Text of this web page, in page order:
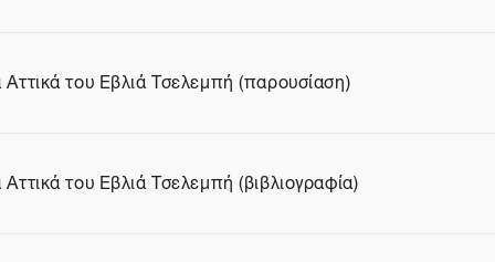
του Εβλιά Τσελεμπή (παρουσίαση)
του Εβλιά Τσελεμπή (βιβλιογραφία)